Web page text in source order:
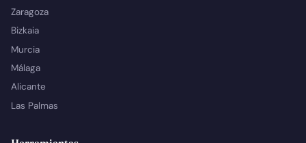
Zaragoza
Bizkaia
Murcia
Málaga
Alicante
Las Palmas